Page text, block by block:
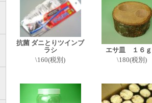
抗菌 ダニとりツインブ
ラシ
\160(税別)
エサ皿 １６
\180(税別)